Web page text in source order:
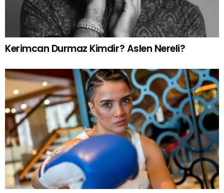
Kerimcan Durmaz Kimdir? Aslen Nereli?